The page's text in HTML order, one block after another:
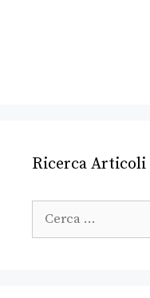
Ricerca Articoli